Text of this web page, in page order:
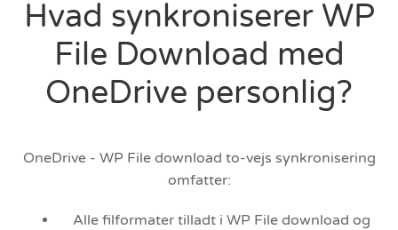
Hvad synkroniserer WP
File Download med
OneDrive personlig?
OneDrive - WP File download to-vejs synkronisering
omfatter:
Alle filformater tilladt i WP File download og